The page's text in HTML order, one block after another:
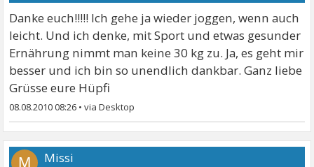
Danke euch!!!!! Ich gehe ja wieder joggen, wenn auch
leicht. Und ich denke, mit Sport und etwas gesunder
Ernährung nimmt man keine 30 kg zu. Ja, es geht mir
besser und ich bin so unendlich dankbar. Ganz liebe
Grüsse eure Hüpfi
08.08.2010 08:26 •
M Missi